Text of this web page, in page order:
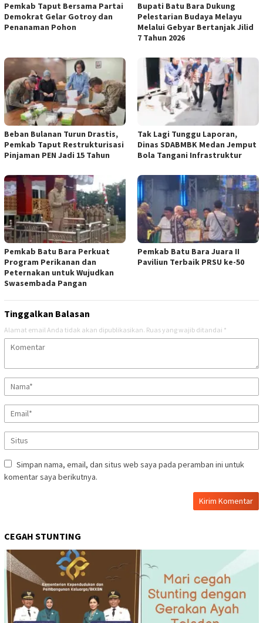
Pemkab Taput Bersama Partai
Demokrat Gelar Gotroy dan
Penanaman Pohon
Bupati Batu Bara Dukung
Pelestarian Budaya Melayu
Melalui Gebyar Bertanjak Jilid
7 Tahun 2026
Beban Bulanan Turun Drastis,
Pemkab Taput Restrukturisasi
Pinjaman PEN Jadi 15 Tahun‎
Tak Lagi Tunggu Laporan,
Dinas SDABMBK Medan Jemput
Bola Tangani Infrastruktur
Pemkab Batu Bara Perkuat
Program Perikanan dan
Peternakan untuk Wujudkan
Swasembada Pangan
Pemkab Batu Bara Juara II
Paviliun Terbaik PRSU ke-50
Tinggalkan Balasan
Alamat email Anda tidak akan dipublikasikan. Ruas yang wajib ditandai *
Simpan nama, email, dan situs web saya pada peramban ini untuk
komentar saya berikutnya.
CEGAH STUNTING